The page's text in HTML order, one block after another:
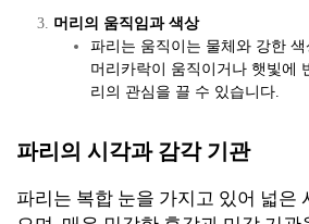
머리의 움직임과 색상
파리는 움직이는 물체와 강한
머리카락이 움직이거나 햇빛에
리의 관심을 끌 수 있습니다.
파리의 시각과 감각 기관
파리는 복합 눈을 가지고 있어 넓은